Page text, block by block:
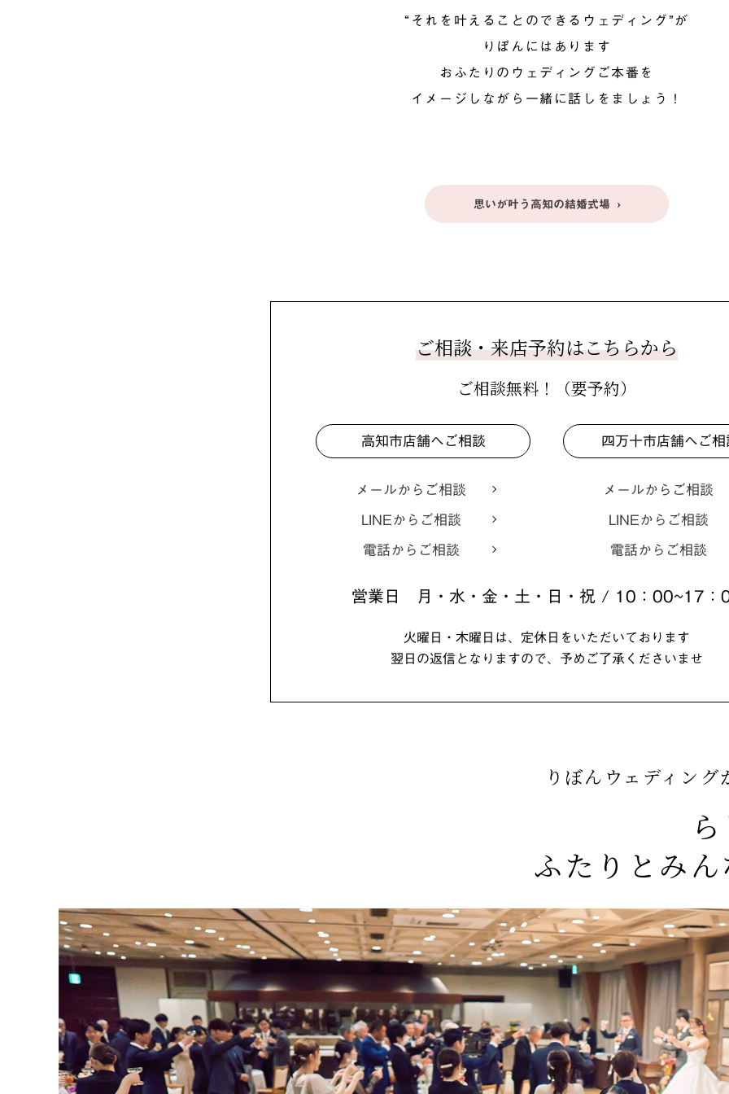
“それを叶えることのできるウェディング”が
りぼんにはあります
おふたりのウェディングご本番を
イメージしながら一緒に話しをましょう！
思いが叶う高知の結婚式場
ご相談・来店予約はこちらから
ご相談無料！（要予約）
高知市店舗へご相談
メールからご相談
LINEからご相談
電話からご相談
四万十市店舗へご相
メールからご相談
LINEからご相談
電話からご相談
営業日 月・水・金・土・日・祝 / 10：00~17：
火曜日・木曜日は、定休日をいただいております
翌日の返信となりますので、予めご了承くださいませ
りぼんウェディン
ふたりとみ